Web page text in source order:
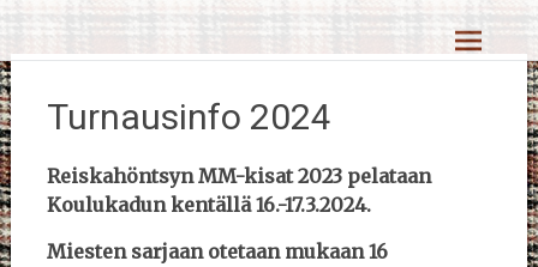
content
Turnausinfo 2024
Reiskahöntsyn MM-kisat 2023 pelataan
Koulukadun kentällä 16.-17.3.2024.
Miesten sarjaan otetaan mukaan 16